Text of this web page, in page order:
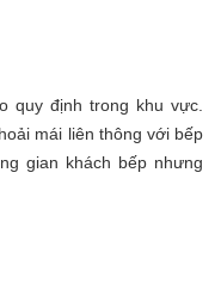
quy định trong khu vực.
mái liên thông với bếp
gian khách bếp nhưng